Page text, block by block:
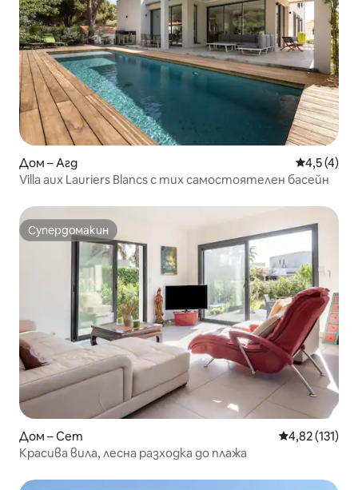
Дом – Агд Средна
4,5 (4)
Villa aux Lauriers Blancs с тих самостоятелен басейн
Супердомакин
Супердомакин
Дом – Сет Средна
4,82 (131)
Красива вила, лесна разходка до плажа